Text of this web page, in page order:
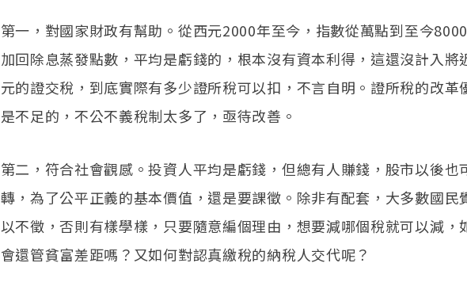
第一，對國家財政有幫助。從西元2000年至今，指數從萬點到至今8000
加回除息蒸發點數，平均是虧錢的，根本沒有資本利得，這還沒計入將
元的證交稅，到底實際有多少證所稅可以扣，不言自明。證所稅的改革
是不足的，不公不義稅制太多了，亟待改善。
第二，符合社會觀感。投資人平均是虧錢，但總有人賺錢，股市以後也
轉，為了公平正義的基本價值，還是要課徵。除非有配套，大多數國民
以不徵，否則有樣學樣，只要隨意編個理由，想要減哪個稅就可以減，
會還管貧富差距嗎？又如何對認真繳稅的納稅人交代呢？